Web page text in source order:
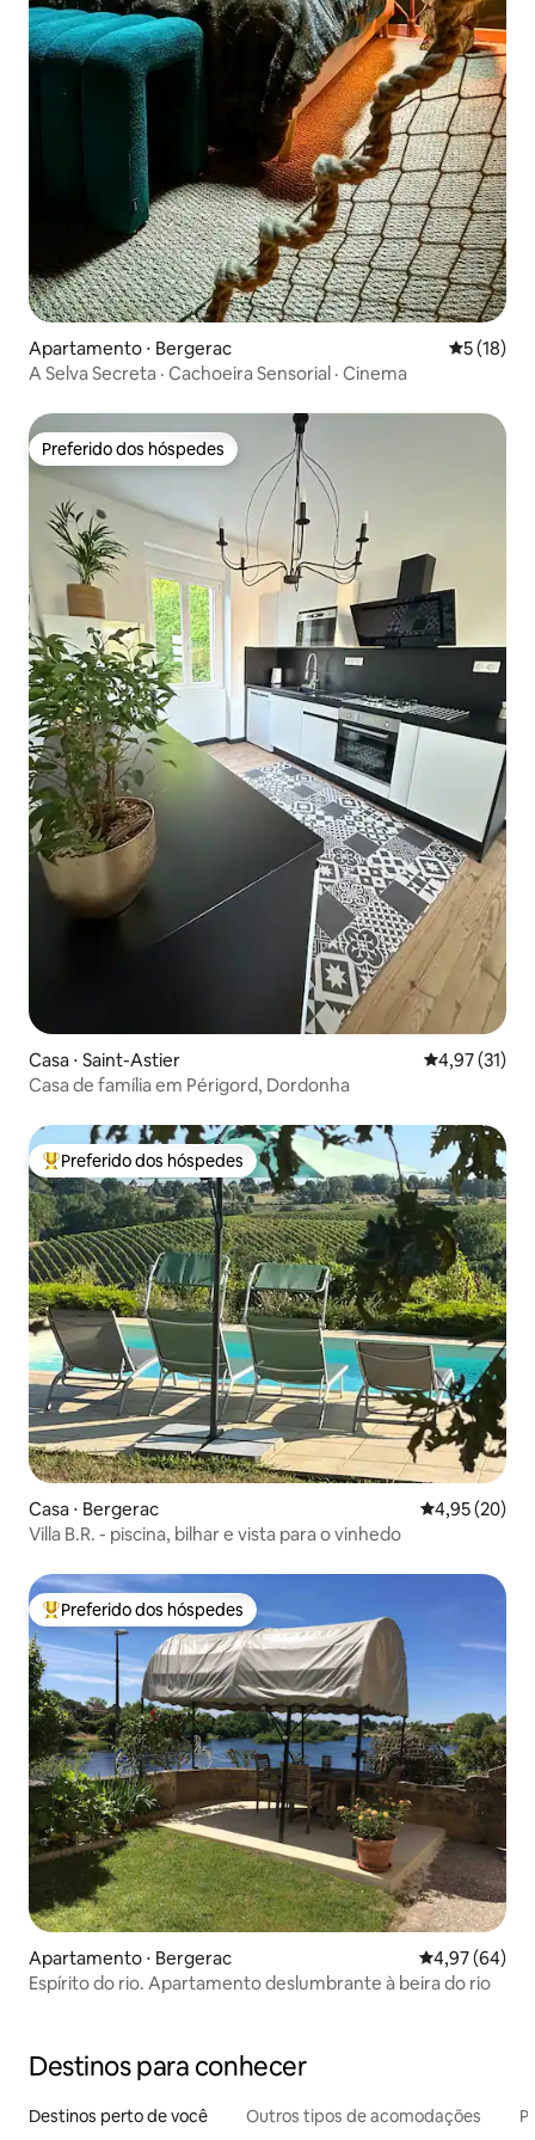
Apartamento ⋅ Bergerac 5 de uma
5 (18)
A Selva Secreta · Cachoeira Sensorial · Cinema
Preferido dos hóspedes
Preferido dos hóspedes
Casa ⋅ Saint-Astier 4,97 de uma
4,97 (31)
Casa de família em Périgord, Dordonha
Entre os melhores preferidos dos hóspedes
Preferido dos hóspedes
Casa ⋅ Bergerac 4,95 de uma
4,95 (20)
Villa B.R. - piscina, bilhar e vista para o vinhedo
Entre os melhores preferidos dos hóspedes
Preferido dos hóspedes
Apartamento ⋅ Bergerac 4,97 de uma
4,97 (64)
Espírito do rio. Apartamento deslumbrante à beira do rio
Destinos para conhecer
Destinos perto de você Outros tipos de acomodações